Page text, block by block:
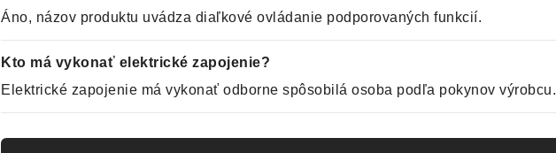
Áno, názov produktu uvádza diaľkové ovládanie podporovaných funkcií.
Kto má vykonať elektrické zapojenie?
Elektrické zapojenie má vykonať odborne spôsobilá osoba podľa pokynov výrobcu.